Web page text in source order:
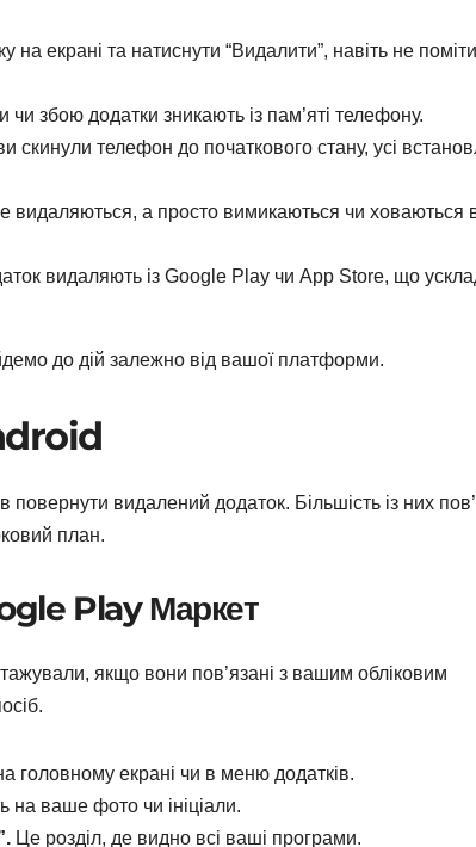
на екрані та натиснути “Видалити”, навіть не
чи збою додатки зникають із пам’яті телефону.
скинули телефон до початкового стану, усі
видаляються, а просто вимикаються чи ховаються
видаляють із Google Play чи App Store, що
до дій залежно від вашої платформи.
видалений додаток. Більшість із них
план.
Play Маркет
якщо вони пов’язані з вашим обліковим
головному екрані чи в меню додатків.
на ваше фото чи ініціали.
Це розділ, де видно всі ваші програми.